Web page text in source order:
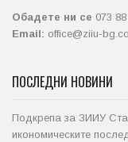
Обадете ни се 073
Email: office@ziiu-
ПОСЛЕДНИ НОВИНИ
Подкрепа за ЗИИУ
икономическите